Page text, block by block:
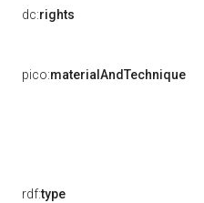
dc:rights
pico:materialAndTechnique
rdf:type